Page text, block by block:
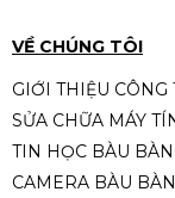
VỀ CHÚNG TÔI
GIỚI THIỆU
SỬA CHỮA MÁY
TIN HỌC BÀU
CAMERA BÀU